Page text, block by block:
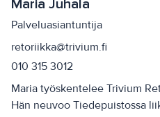
Maria Juhala
Palveluasiantuntija
retoriikka@trivium.fi
010 315 3012
Maria työskentelee Trivium
Hän neuvoo Tiedepuistossa